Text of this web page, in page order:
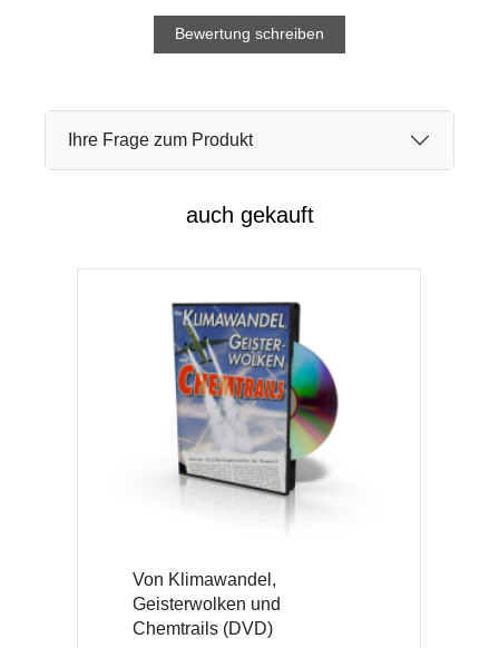
Bewertung schreiben
Ihre Frage zum Produkt
auch gekauft
Von Klimawandel,
Geisterwolken und
Chemtrails (DVD)